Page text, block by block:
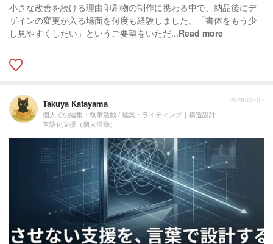
小さな改善を続ける理由印刷物の制作に携わる中で、納品後にデ
ザインの変更が入る場面を何度も経験しました。「書体をもう少
し見やすくしたい」というご要望をいただ...Read more
Takuya Katayama
個人での編集・執筆活動 / 編集・ライティング｜構造設計・
言語化支援（個人活動）
2026-02-05